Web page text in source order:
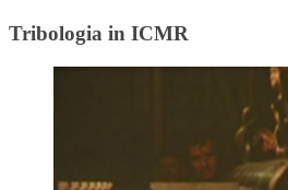
Tribologia in ICMR